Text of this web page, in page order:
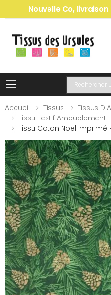
Nouvelle Co,
Toggle mobile
Recherche
Accueil
Tissus
Tissus
Tissu Festif Ameublement
Tissu Coton Noël Imprimé